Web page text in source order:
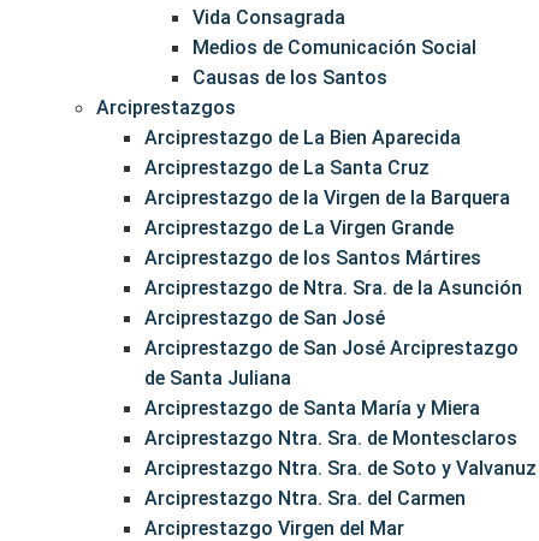
Vida Consagrada
Medios de Comunicación Social
Causas de los Santos
Arciprestazgos
Arciprestazgo de La Bien Aparecida
Arciprestazgo de La Santa Cruz
Arciprestazgo de la Virgen de la Barquera
Arciprestazgo de La Virgen Grande
Arciprestazgo de los Santos Mártires
Arciprestazgo de Ntra. Sra. de la Asunción
Arciprestazgo de San José
Arciprestazgo de San José Arciprestazgo
de Santa Juliana
Arciprestazgo de Santa María y Miera
Arciprestazgo Ntra. Sra. de Montesclaros
Arciprestazgo Ntra. Sra. de Soto y Valvanuz
Arciprestazgo Ntra. Sra. del Carmen
Arciprestazgo Virgen del Mar